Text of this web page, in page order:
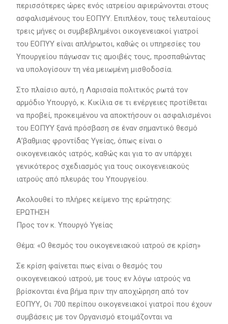
περισσότερες ώρες ενός ιατρείου αφιερώνονται στους
ασφαλισμένους του ΕΟΠΥΥ. Επιπλέον, τους τελευταίους
τρεις μήνες οι συμβεβλημένοι οικογενειακοί γιατροί
του ΕΟΠΥΥ είναι απλήρωτοι, καθώς οι υπηρεσίες του
Υπουργείου πάγωσαν τις αμοιβές τους, προσπαθώντας
να υπολογίσουν τη νέα μειωμένη μισθοδοσία.
Στο πλαίσιο αυτό, η Λαρισαία πολιτικός ρωτά τον
αρμόδιο Υπουργό, κ. Κικίλια σε τι ενέργειες προτίθεται
να προβεί, προκειμένου να αποκτήσουν οι ασφαλισμένοι
του ΕΟΠΥΥ ξανά πρόσβαση σε έναν σημαντικό θεσμό
Α’βαθμιας φροντίδας Υγείας, όπως είναι ο
οικογενειακός ιατρός, καθώς και για το αν υπάρχει
γενικότερος σχεδιασμός για τους οικογενειακούς
ιατρούς από πλευράς του Υπουργείου.
Ακολουθεί το πλήρες κείμενο της ερώτησης:
ΕΡΩΤΗΣΗ
Προς τον κ. Υπουργό Υγείας
Θέμα: «Ο θεσμός του οικογενειακού ιατρού σε κρίση»
Σε κρίση φαίνεται πως είναι ο θεσμός του
οικογενειακού ιατρού, με τους εν λόγω ιατρούς να
βρίσκονται ένα βήμα πριν την αποχώρηση από τον
ΕΟΠΥΥ, Οι 700 περίπου οικογενειακοί γιατροί που έχουν
συμβάσεις με τον Οργανισμό ετοιμάζονται να